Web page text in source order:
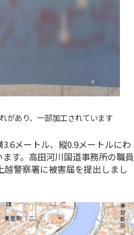
があり、一部加工されています
メートル、縦0.9メートルにわ
す。高田河川国道事務所の職員
越警察署に被害届を提出しまし